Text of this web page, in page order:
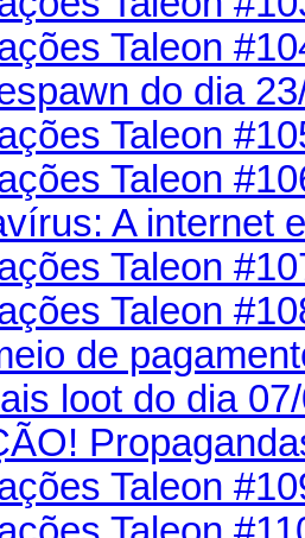
Taleon
do dia
Taleon
Taleon
A internet
Taleon
Taleon
de
loot do dia
Taleon